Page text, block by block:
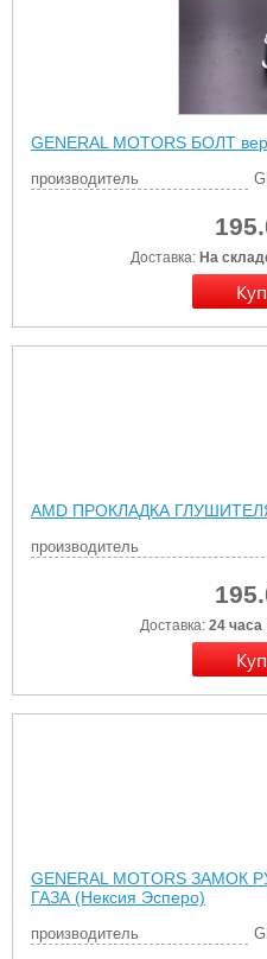
GENERAL MOTORS БОЛТ
производитель
Доставка: На
AMD ПРОКЛАДКА
производитель
Доставка: 24 часа
GENERAL MOTORS
ГАЗА (Нексия Эсперо)
производитель